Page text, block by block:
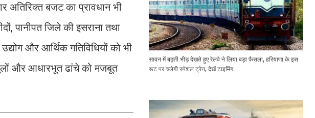
अतिरिक्त बजट का प्रावधान भी
पानीपत जिले की इसराना तथा
और आर्थिक गतिविधियों को भी
पुलों और आधारभूत ढांचे को मजबूत
सावन में बढ़ती भीड़ देखते हुए रेलवे ने लिया बड़ा फैसला, हरियाणा के इस
रूट पर चलेगी स्पेशल ट्रेन, देखें टाइमिंग